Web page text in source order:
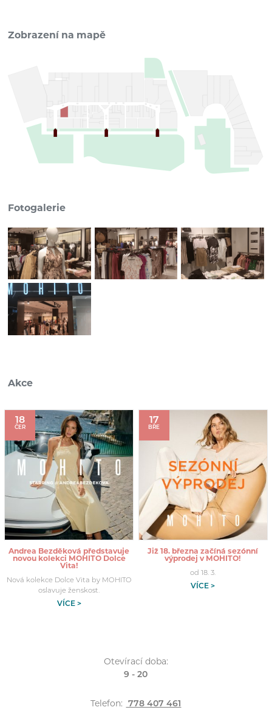
Zobrazení na mapě
Fotogalerie
Akce
18
ČER
Andrea Bezděková představuje
novou kolekci MOHITO Dolce
Vita!
Nová kolekce Dolce Vita by MOHITO
oslavuje ženskost.
VÍCE >
17
BŘE
Již 18. března začíná sezónní
výprodej v MOHITO!
od 18. 3.
VÍCE >
Otevírací doba:
9 - 20
Telefon: 778 407 461